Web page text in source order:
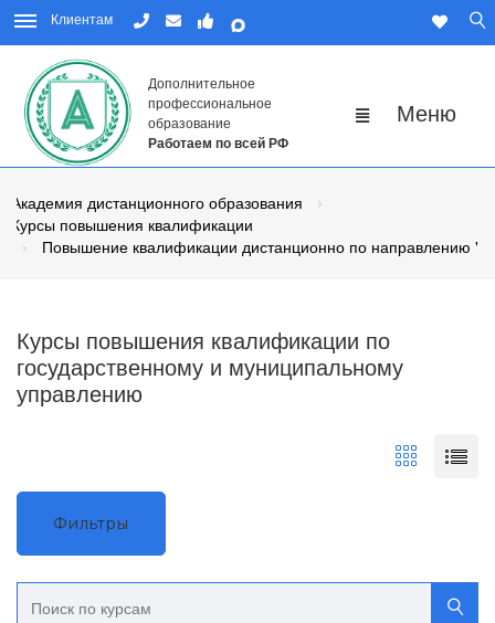
Клиентам
Дополнительное
профессиональное
образование
Работаем по всей РФ
Академия дистанционного образования
Курсы повышения квалификации
Повышение квалификации дистанционно по направлению
Курсы повышения квалификации по
государственному и муниципальному
управлению
Фильтры